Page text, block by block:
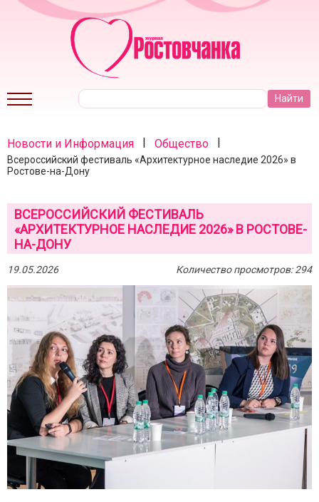
Новости и Информация | Общество |
Всероссийский фестиваль «Архитектурное наследие 2026» в
Ростове-на-Дону
ВСЕРОССИЙСКИЙ ФЕСТИВАЛЬ
«АРХИТЕКТУРНОЕ НАСЛЕДИЕ 2026» В РОСТОВЕ-
НА-ДОНУ
19.05.2026 Количество просмотров: 294